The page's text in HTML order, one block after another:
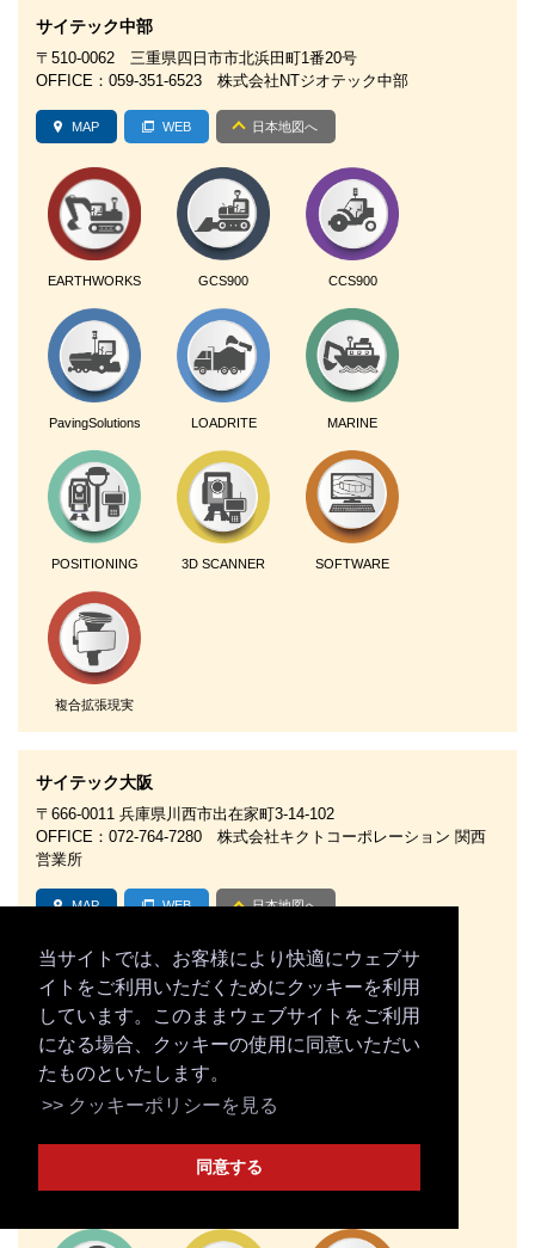
当サイトでは、お客様により快適にウェブサ
イトをご利用いただくためにクッキーを利用
しています。このままウェブサイトをご利用
になる場合、クッキーの使用に同意いただい
たものといたします。
>> クッキーポリシーを見る
同意する
サイテック中部
〒510-0062 三重県四日市市北浜田町1番20号
OFFICE：059-351-6523 株式会社NTジオテック中部
MAP WEB 日本地図へ
EARTHWORKS GCS900 CCS900
PavingSolutions LOADRITE MARINE
POSITIONING 3D SCANNER SOFTWARE
複合拡張現実
サイテック大阪
〒666-0011 兵庫県川西市出在家町3-14-102
OFFICE：072-764-7280 株式会社キクトコーポレーション 関西
営業所
MAP WEB 日本地図へ